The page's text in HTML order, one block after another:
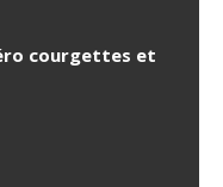
courgettes et